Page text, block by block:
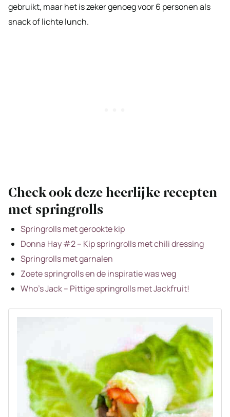
gebruikt, maar het is zeker genoeg voor 6 personen als
snack of lichte lunch.
Check ook deze heerlijke recepten
met springrolls
Springrolls met gerookte kip
Donna Hay #2 – Kip springrolls met chili dressing
Springrolls met garnalen
Zoete springrolls en de inspiratie was weg
Who’s Jack – Pittige springrolls met Jackfruit!